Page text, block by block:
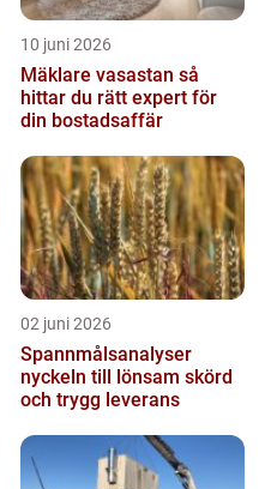
10 juni 2026
Mäklare vasastan så
hittar du rätt expert för
din bostadsaffär
02 juni 2026
Spannmålsanalyser
nyckeln till lönsam skörd
och trygg leverans